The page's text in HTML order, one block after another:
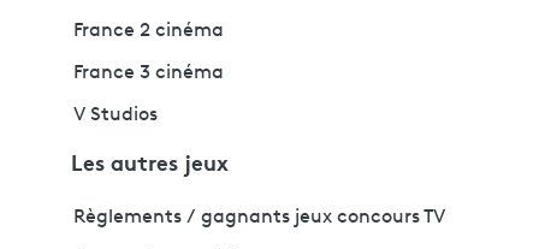
France 2 cinéma
France 3 cinéma
V Studios
Les autres jeux
Règlements / gagnants jeux concours TV